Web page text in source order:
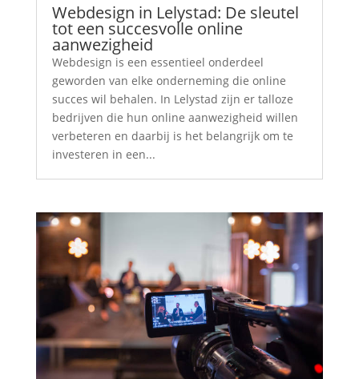
Webdesign in Lelystad: De sleutel
tot een succesvolle online
aanwezigheid
Webdesign is een essentieel onderdeel
geworden van elke onderneming die online
succes wil behalen. In Lelystad zijn er talloze
bedrijven die hun online aanwezigheid willen
verbeteren en daarbij is het belangrijk om te
investeren in een...